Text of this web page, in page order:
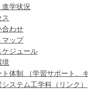
学状況
ス
合わせ
マップ
ケジュール
境
体制 （学習サポート、
システム工学科（リンク）